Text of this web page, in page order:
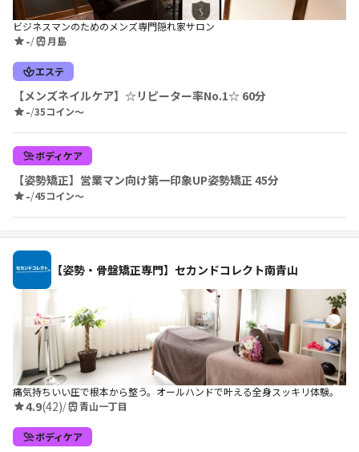
ビジネスマンのためのメンズ専門隠れ家サロン
-/ 月島
エステ
【メンズネイルケア】☆リピーター率No.1☆ 60分
-/35コイン〜
ボディケア
【姿勢矯正】営業マン向け第一印象UP姿勢矯正 45分
-/45コイン〜
【姿勢・骨盤矯正専門】セカンドコレクト南青山
痛気持ちいい圧で根本から整う。オールハンドで叶える全身スッキリ体験。
4.9(42)/ 青山一丁目
ボディケア